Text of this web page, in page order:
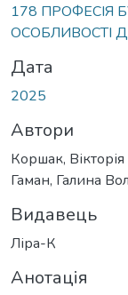
178 ПРОФЕСІЯ
ОСОБЛИВОСТІ
Дата
2025
Автори
Коршак,
Гаман, Галина
Видавець
Ліра-К
Анотація